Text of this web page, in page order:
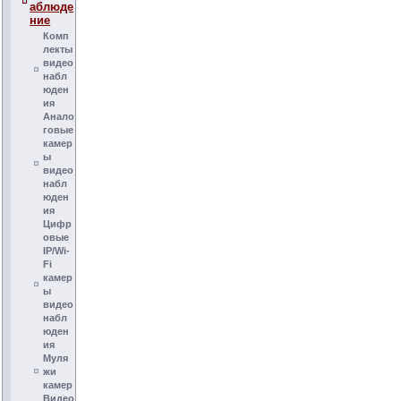
аблюде
ние
Комп
лекты
видео
набл
юден
ия
Анало
говые
камер
ы
видео
набл
юден
ия
Цифр
овые
IP/Wi-
Fi
камер
ы
видео
набл
юден
ия
Муля
жи
камер
Видео